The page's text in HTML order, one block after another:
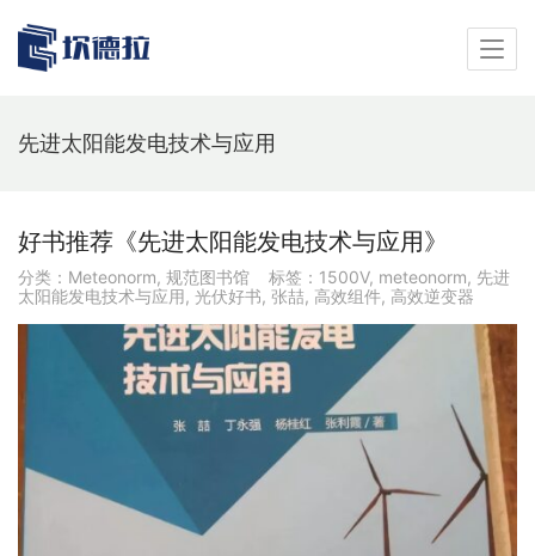
先进太阳能发电技术与应用
好书推荐《先进太阳能发电技术与应用》
分类： Meteonorm, 规范图书馆 标签： 1500V, meteonorm, 先进
太阳能发电技术与应用, 光伏好书, 张喆, 高效组件, 高效逆变器